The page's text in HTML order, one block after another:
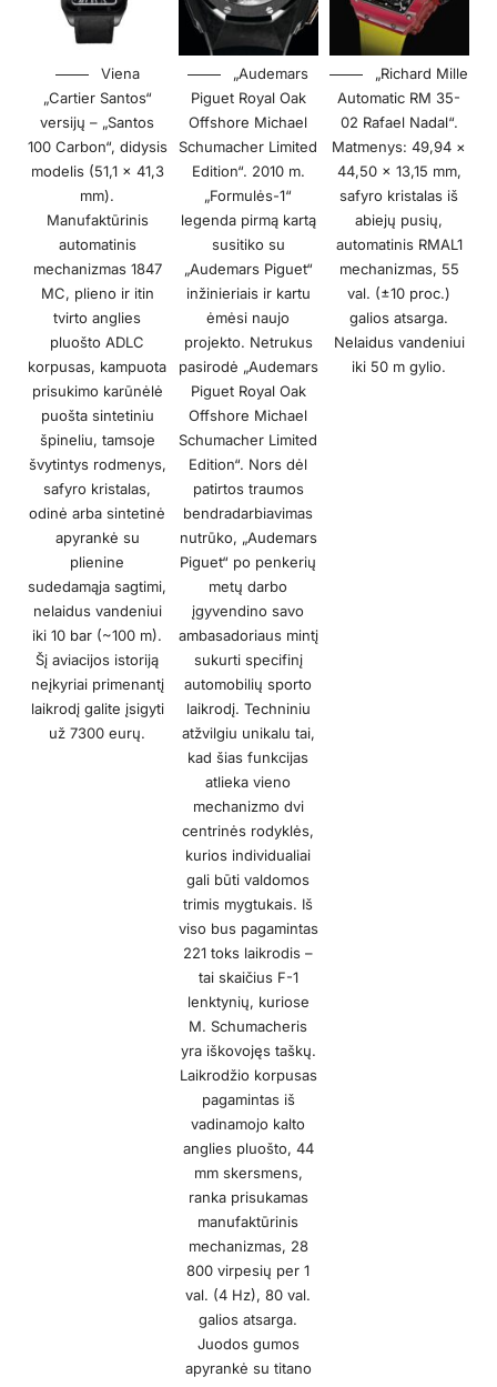
Viena
„Cartier Santos“
versijų – „Santos
100 Carbon“, didysis
modelis (51,1 × 41,3
mm).
Manufaktūrinis
automatinis
mechanizmas 1847
MC, plieno ir itin
tvirto anglies
pluošto ADLC
korpusas, kampuota
prisukimo karūnėlė
puošta sintetiniu
špineliu, tamsoje
švytintys rodmenys,
safyro kristalas,
odinė arba sintetinė
apyrankė su
plienine
sudedamąja sagtimi,
nelaidus vandeniui
iki 10 bar (~100 m).
Šį aviacijos istoriją
neįkyriai primenantį
laikrodį galite įsigyti
už 7300 eurų.
„Audemars
Piguet Royal Oak
Offshore Michael
Schumacher Limited
Edition“. 2010 m.
„Formulės-1“
legenda pirmą kartą
susitiko su
„Audemars Piguet“
inžinieriais ir kartu
ėmėsi naujo
projekto. Netrukus
pasirodė „Audemars
Piguet Royal Oak
Offshore Michael
Schumacher Limited
Edition“. Nors dėl
patirtos traumos
bendradarbiavimas
nutrūko, „Audemars
Piguet“ po penkerių
metų darbo
įgyvendino savo
ambasadoriaus mintį
sukurti specifinį
automobilių sporto
laikrodį. Techniniu
atžvilgiu unikalu tai,
kad šias funkcijas
atlieka vieno
mechanizmo dvi
centrinės rodyklės,
kurios individualiai
gali būti valdomos
trimis mygtukais. Iš
viso bus pagamintas
221 toks laikrodis –
tai skaičius F-1
lenktynių, kuriose
M. Schumacheris
yra iškovojęs taškų.
Laikrodžio korpusas
pagamintas iš
vadinamojo kalto
anglies pluošto, 44
mm skersmens,
ranka prisukamas
manufaktūrinis
mechanizmas, 28
800 virpesių per 1
val. (4 Hz), 80 val.
galios atsarga.
Juodos gumos
apyrankė su titano
„Richard Mille
Automatic RM 35-
02 Rafael Nadal“.
Matmenys: 49,94 ×
44,50 × 13,15 mm,
safyro kristalas iš
abiejų pusių,
automatinis RMAL1
mechanizmas, 55
val. (±10 proc.)
galios atsarga.
Nelaidus vandeniui
iki 50 m gylio.